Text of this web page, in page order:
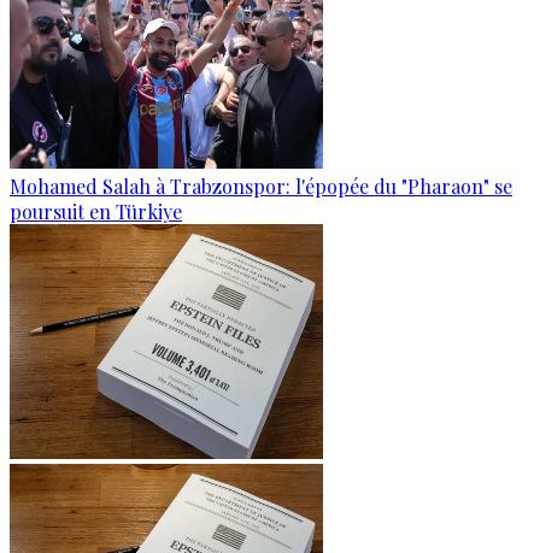
Mohamed Salah à Trabzonspor: l'épopée du "Pharaon" se
poursuit en Türkiye